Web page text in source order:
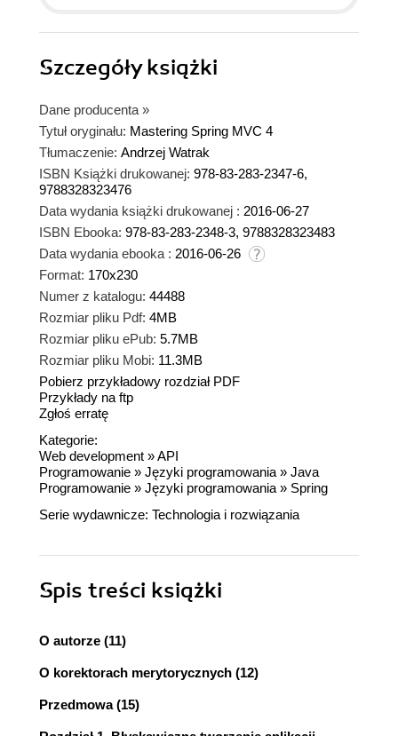
Szczegółyksiążki
Dane producenta »
Tytuł oryginału: Mastering Spring MVC 4
Tłumaczenie: Andrzej Watrak
ISBN Książki drukowanej: 978-83-283-2347-6,
9788328323476
Data wydania książki drukowanej : 2016-06-27
ISBN Ebooka: 978-83-283-2348-3, 9788328323483
Data wydania ebooka : 2016-06-26
Format: 170x230
Numer z katalogu: 44488
Rozmiar pliku Pdf: 4MB
Rozmiar pliku ePub: 5.7MB
Rozmiar pliku Mobi: 11.3MB
Pobierz przykładowy rozdział PDF
Przykłady na ftp
Zgłoś erratę
Kategorie:
Web development »API
Programowanie » Języki programowania » Java
Programowanie » Języki programowania » Spring
Serie wydawnicze: Technologia i rozwiązania
Spis treści książki
O autorze (11)
O korektorach merytorycznych (12)
Przedmowa (15)